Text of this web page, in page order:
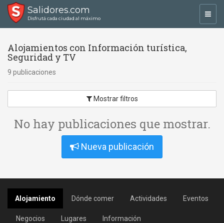
Salidores.com
Disfrutá cada ciudad al máximo
Alojamientos con Información turística,
Seguridad y TV
9 publicaciones
Mostrar filtros
No hay publicaciones que mostrar.
Nueva publicación
Alojamiento Dónde comer Actividades Eventos
Negocios Lugares Información